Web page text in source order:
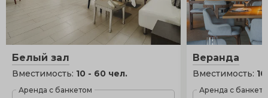
Белый зал
Вместимость: 10 - 60 чел.
Аренда с банкетом
Веранда
Вместимость:
Аренда с